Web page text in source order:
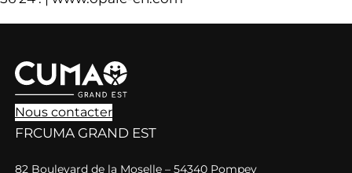
Nous contacter
FRCUMA GRAND EST
82 Boulevard de la Moselle – 54340 Pompey